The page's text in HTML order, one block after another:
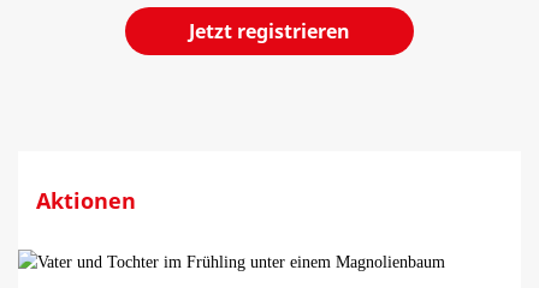
Jetzt registrieren
Aktionen